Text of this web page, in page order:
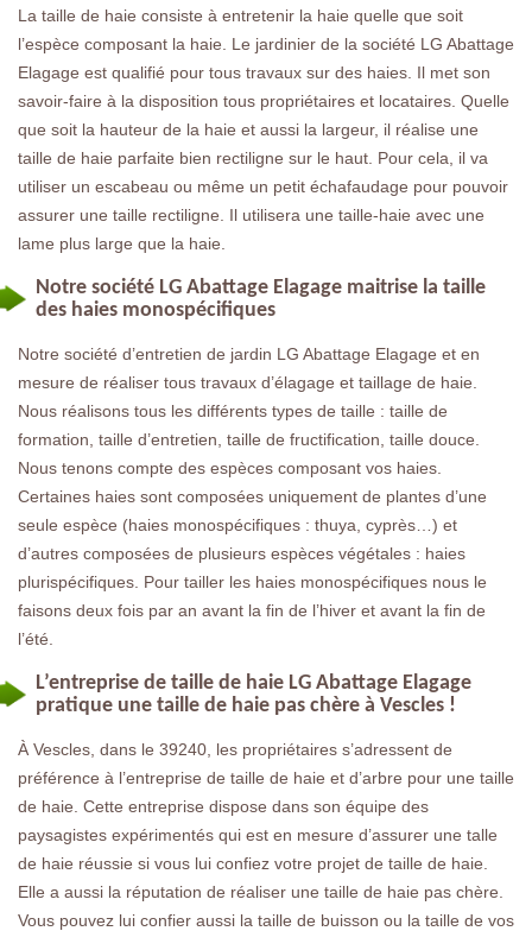
La taille de haie consiste à entretenir la haie quelle que soit
l’espèce composant la haie. Le jardinier de la société LG Abattage
Elagage est qualifié pour tous travaux sur des haies. Il met son
savoir-faire à la disposition tous propriétaires et locataires. Quelle
que soit la hauteur de la haie et aussi la largeur, il réalise une
taille de haie parfaite bien rectiligne sur le haut. Pour cela, il va
utiliser un escabeau ou même un petit échafaudage pour pouvoir
assurer une taille rectiligne. Il utilisera une taille-haie avec une
lame plus large que la haie.
Notre société LG Abattage Elagage maitrise la taille
des haies monospécifiques
Notre société d’entretien de jardin LG Abattage Elagage et en
mesure de réaliser tous travaux d’élagage et taillage de haie.
Nous réalisons tous les différents types de taille : taille de
formation, taille d’entretien, taille de fructification, taille douce.
Nous tenons compte des espèces composant vos haies.
Certaines haies sont composées uniquement de plantes d’une
seule espèce (haies monospécifiques : thuya, cyprès…) et
d’autres composées de plusieurs espèces végétales : haies
plurispécifiques. Pour tailler les haies monospécifiques nous le
faisons deux fois par an avant la fin de l’hiver et avant la fin de
l’été.
L’entreprise de taille de haie LG Abattage Elagage
pratique une taille de haie pas chère à Vescles !
À Vescles, dans le 39240, les propriétaires s’adressent de
préférence à l’entreprise de taille de haie et d’arbre pour une taille
de haie. Cette entreprise dispose dans son équipe des
paysagistes expérimentés qui est en mesure d’assurer une talle
de haie réussie si vous lui confiez votre projet de taille de haie.
Elle a aussi la réputation de réaliser une taille de haie pas chère.
Vous pouvez lui confier aussi la taille de buisson ou la taille de vos